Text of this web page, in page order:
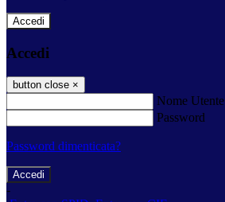
Accedi
Accedi
button close ×
Nome Utente
Password
Password dimenticata?
-